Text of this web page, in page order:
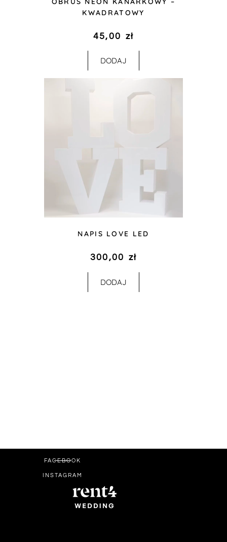
KWADRATOWY
45,00 zł
DODAJ
NAPIS LOVE LED
300,00 zł
DODAJ
FACEBOOK
INSTAGRAM